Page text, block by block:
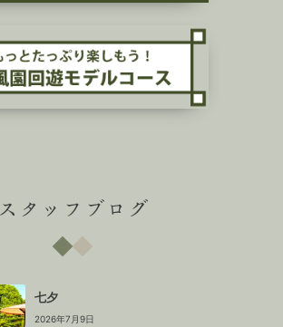
スタッフブログ
七夕
2026年7月9日